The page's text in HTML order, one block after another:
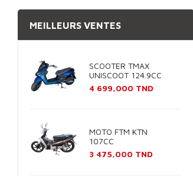
MEILLEURS VENTES
SCOOTER TMAX
UNISCOOT 124.9CC
Prix
4 699,000 TND
MOTO FTM KTN
107CC
Prix
3 475,000 TND